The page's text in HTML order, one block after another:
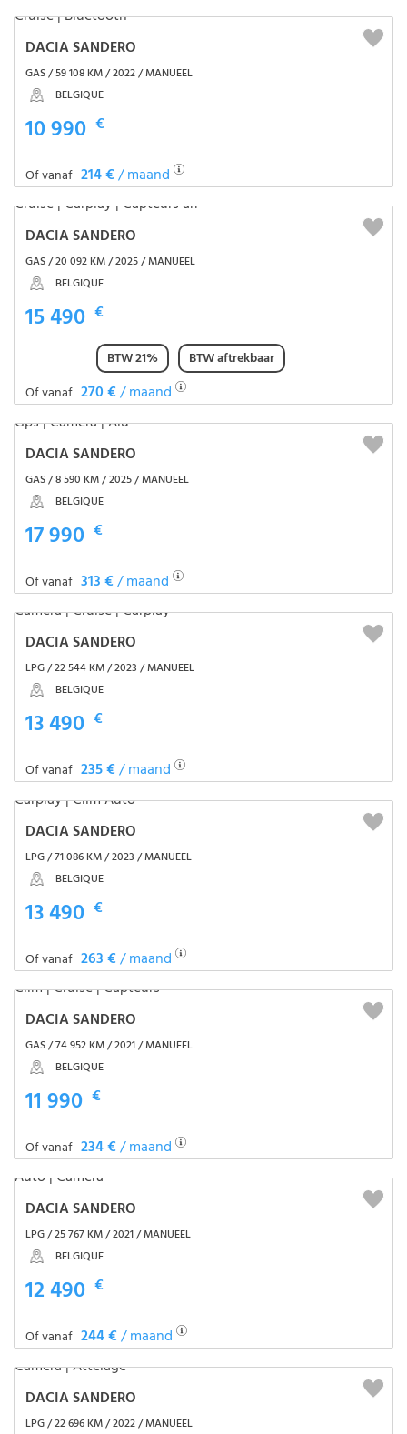
DACIA SANDERO
GAS / 59 108 KM / 2022 / MANUEEL
BELGIQUE
10 990 €
Of vanaf 214 €/ maand
DACIA SANDERO
GAS / 20 092 KM / 2025 / MANUEEL
BELGIQUE
15 490 €
BTW 21%
BTW aftrekbaar
Of vanaf 270 €/ maand
DACIA SANDERO
GAS / 8 590 KM / 2025 / MANUEEL
BELGIQUE
17 990 €
Of vanaf 313 €/ maand
DACIA SANDERO
LPG / 22 544 KM / 2023 / MANUEEL
BELGIQUE
13 490 €
Of vanaf 235 €/ maand
DACIA SANDERO
LPG / 71 086 KM / 2023 / MANUEEL
BELGIQUE
13 490 €
Of vanaf 263 €/ maand
DACIA SANDERO
GAS / 74 952 KM / 2021 / MANUEEL
BELGIQUE
11 990 €
Of vanaf 234 €/ maand
DACIA SANDERO
LPG / 25 767 KM / 2021 / MANUEEL
BELGIQUE
12 490 €
Of vanaf 244 €/ maand
DACIA SANDERO
LPG / 22 696 KM / 2022 / MANUEEL